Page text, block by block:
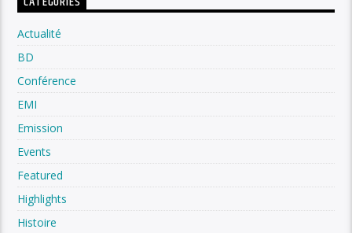
Actualité
BD
Conférence
EMI
Emission
Events
Featured
Highlights
Histoire